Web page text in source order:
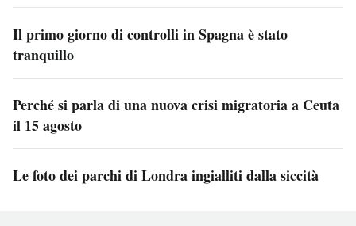
Il primo giorno di controlli in Spagna è stato
tranquillo
Perché si parla di una nuova crisi migratoria a Ceuta
il 15 agosto
Le foto dei parchi di Londra ingialliti dalla siccità